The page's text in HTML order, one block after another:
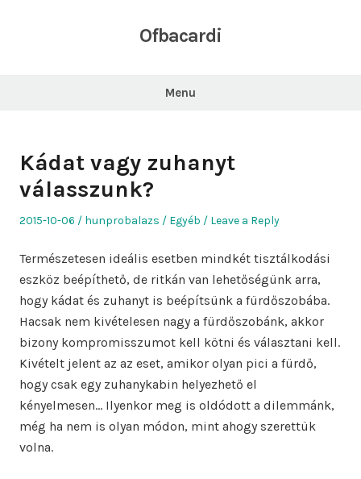
Ofbacardi
Menu
Kádat vagy zuhanyt
válasszunk?
Posted
2015-10-06 Author
hunprobalazs
Posted
Egyéb Leave a Reply
Természetesen ideális esetben mindkét tisztálkodási
eszköz beépíthető, de ritkán van lehetőségünk arra,
hogy kádat és zuhanyt is beépítsünk a fürdőszobába.
Hacsak nem kivételesen nagy a fürdőszobánk, akkor
bizony kompromisszumot kell kötni és választani kell.
Kivételt jelent az az eset, amikor olyan pici a fürdő,
hogy csak egy zuhanykabin helyezhető el
kényelmesen… Ilyenkor meg is oldódott a dilemmánk,
még ha nem is olyan módon, mint ahogy szerettük
volna.